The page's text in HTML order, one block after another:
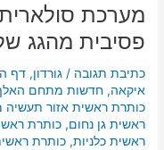
מערכת
פסיבית מהגג
כתיבת תגובה /גורדון,דף
איקאה,חדשות מתחם
כותרת ראשית אזור תעשיה
ראשית גן נחום,כותרת
ראשית כלניות,כותרת